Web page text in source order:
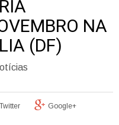
NA
(DF)
Twitter
Google+